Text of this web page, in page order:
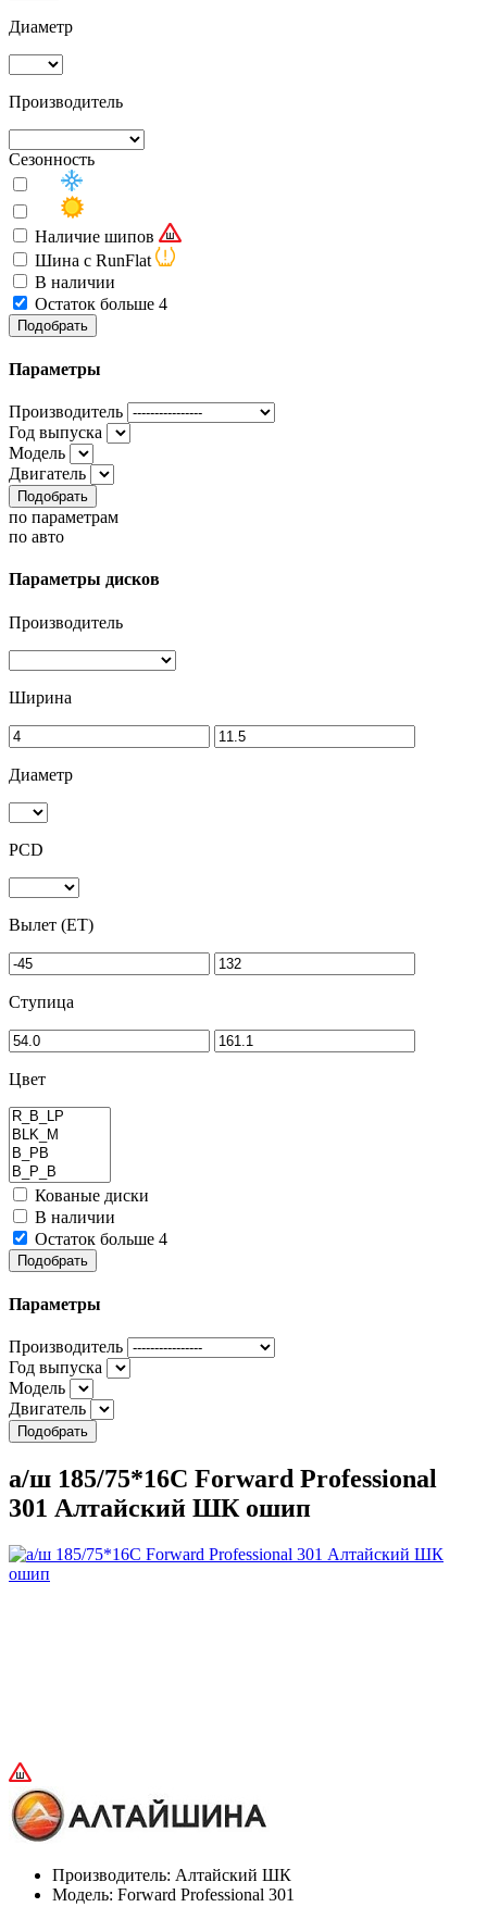
Диаметр
Производитель
Сезонность
Наличие шипов
Шина с RunFlat
В наличии
Остаток больше 4
Подобрать
Параметры
Производитель
Год выпуска
Модель
Двигатель
Подобрать
по параметрам
по авто
Параметры дисков
Производитель
Ширина
Диаметр
PCD
Вылет (ET)
Ступица
Цвет
Кованые диски
В наличии
Остаток больше 4
Подобрать
Параметры
Производитель
Год выпуска
Модель
Двигатель
Подобрать
а/ш 185/75*16C Forward Professional
301 Алтайский ШК ошип
Производитель: Алтайский ШК
Модель: Forward Professional 301